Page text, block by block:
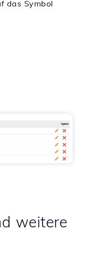
das Symbol
weitere